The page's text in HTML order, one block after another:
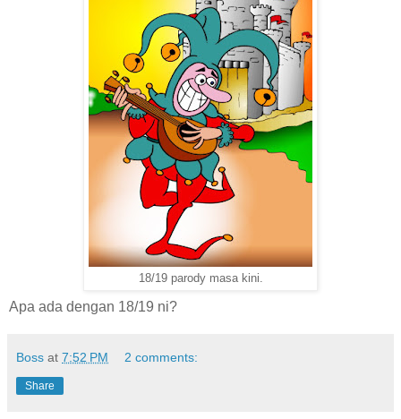
18/19 parody masa kini.
Apa ada dengan 18/19 ni?
Boss at 7:52 PM 2 comments:
Share